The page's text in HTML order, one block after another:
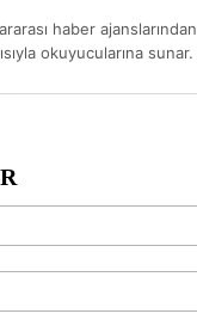
haber ajanslarından
okuyucularına sunar.